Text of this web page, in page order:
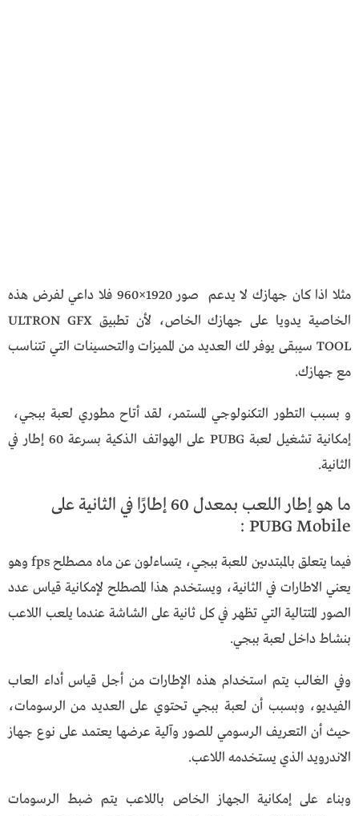
مثلا اذا كان جهازك لا يدعم صور 1920×960 فلا داعي لفرض هذه
الخاصية يدويا على جهازك الخاص، لأن تطبيق ULTRON GFX
TOOL سيبقى يوفر لك العديد من المميزات والتحسينات التي تتناسب
مع جهازك.
و بسبب التطور التكنولوجي المستمر، لقد أتاح مطوري لعبة ببجي،
إمكانية تشغيل لعبة PUBG على الهواتف الذكية بسرعة 60 إطار في
الثانية.
ما هو إطار اللعب بمعدل 60 إطارًا في الثانية على
PUBG Mobile :
فيما يتعلق بالمبتدىين للعبة ببجي، يتساءلون عن ماه مصطلح fps وهو
يعني الاطارات في الثانية، ويستخدم هذا المصطلح لإمكانية قياس عدد
الصور المتتالية التي تظهر في كل ثانية على الشاشة عندما يلعب اللاعب
بنشاط داخل لعبة ببجي.
وفي الغالب يتم استخدام هذه الإطارات من أجل قياس أداء العاب
الفيديو، وبسبب أن لعبة ببجي تحتوي على العديد من الرسومات،
حيث أن التعريف الرسومي للصور وآلية عرضها يعتمد على نوع جهاز
الاندرويد الذي يستخدمه اللاعب.
وبناء على إمكانية الجهاز الخاص باللاعب يتم ضبط الرسومات